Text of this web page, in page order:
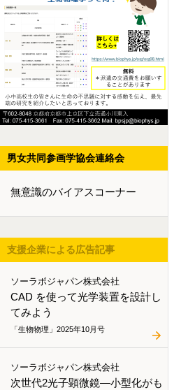
男女共同参画学協会連絡会
無意識のバイアスコーナー
支援企業による広告記事
ソーラボジャパン株式会社
CAD を使って光学装置を設計し
てみよう
「生物物理」2025年10月号
ソーラボジャパン株式会社
次世代2光子顕微鏡―小型化がも